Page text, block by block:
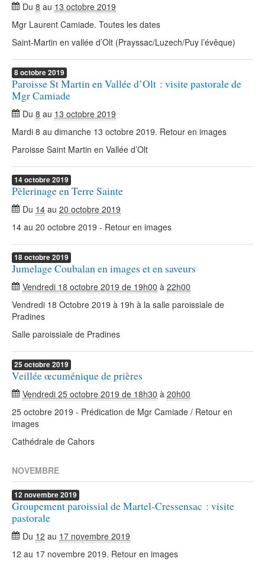
Du 8 au 13 octobre 2019
Mgr Laurent Camiade. Toutes les dates
Saint-Martin en vallée d’Olt (Prayssac/Luzech/Puy l’évêque)
8octobre2019
Paroisse St Martin en Vallée d’Olt : visite pastorale de
Mgr Camiade
Du 8 au 13 octobre 2019
Mardi 8 au dimanche 13 octobre 2019. Retour en images
Paroisse Saint Martin en Vallée d’Olt
14octobre2019
Pèlerinage en Terre Sainte
Du 14 au 20 octobre 2019
14 au 20 octobre 2019 - Retour en images
18octobre2019
Jumelage Coubalan en images et en saveurs
Vendredi 18 octobre 2019 de 19h00 à 22h00
Vendredi 18 Octobre 2019 à 19h à la salle paroissiale de
Pradines
Salle paroissiale de Pradines
25 octobre2019
Veillée œcuménique de prières
Vendredi 25 octobre 2019 de 18h30 à 20h00
25 octobre 2019 - Prédication de Mgr Camiade / Retour en
images
Cathédrale de Cahors
NOVEMBRE
12 novembre2019
Groupement paroissial de Martel-Cressensac : visite
pastorale
Du 12 au 17 novembre 2019
12 au 17 novembre 2019. Retour en images